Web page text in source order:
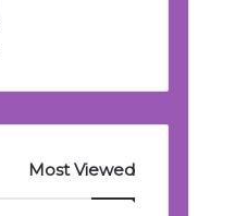
Most Viewed